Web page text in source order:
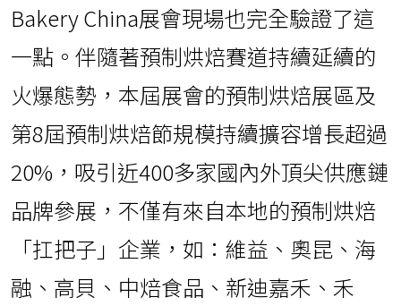
Bakery China展會現場也完全驗證了這
一點。伴隨著預制烘焙賽道持續延續的
火爆態勢，本屆展會的預制烘焙展區及
第8屆預制烘焙節規模持續擴容增長超過
20%，吸引近400多家國內外頂尖供應鏈
品牌參展，不僅有來自本地的預制烘焙
「扛把子」企業，如：維益、奧昆、海
融、高貝、中焙食品、新迪嘉禾、禾